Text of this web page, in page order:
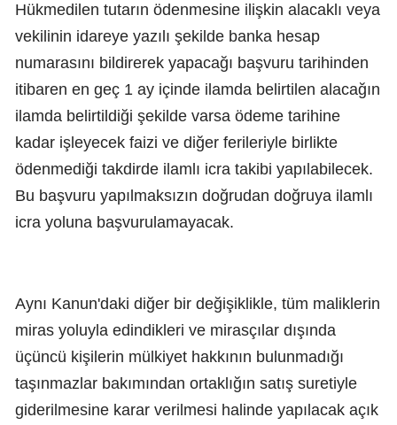
Hükmedilen tutarın ödenmesine ilişkin alacaklı veya
vekilinin idareye yazılı şekilde banka hesap
numarasını bildirerek yapacağı başvuru tarihinden
itibaren en geç 1 ay içinde ilamda belirtilen alacağın
ilamda belirtildiği şekilde varsa ödeme tarihine
kadar işleyecek faizi ve diğer ferileriyle birlikte
ödenmediği takdirde ilamlı icra takibi yapılabilecek.
Bu başvuru yapılmaksızın doğrudan doğruya ilamlı
icra yoluna başvurulamayacak.
Aynı Kanun'daki diğer bir değişiklikle, tüm maliklerin
miras yoluyla edindikleri ve mirasçılar dışında
üçüncü kişilerin mülkiyet hakkının bulunmadığı
taşınmazlar bakımından ortaklığın satış suretiyle
giderilmesine karar verilmesi halinde yapılacak açık